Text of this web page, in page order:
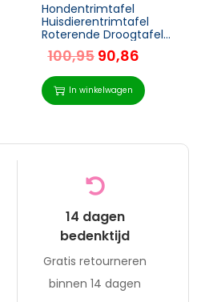
Hondentrimtafel
Huisdierentrimtafel
Roterende Droogtafel
Met Verstelbare Arm
Antislip Tafelblad
Vergrendelingssystee
m Aluminiumlegering
Rand Roestvrij Stalen
100,95 90,86
In winkelwagen
14 dagen
bedenktijd
Gratis retourneren
binnen 14 dagen